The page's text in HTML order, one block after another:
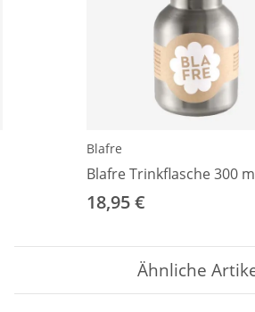
Blafre
Blafre Trinkflasche 300
18,95 €
Ähnliche